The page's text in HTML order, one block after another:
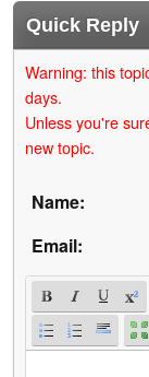
Quick Reply
Warning: this
days.
Unless you're
new topic.
Name:
Email: